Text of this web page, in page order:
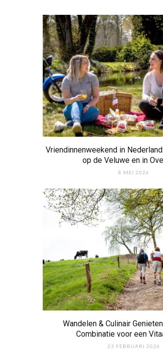
Vriendinnenweekend in
op de Veluwe en in
8 MEI 2026
Wandelen & Culinair
Combinatie voor een
23 FEBRUARI 2026